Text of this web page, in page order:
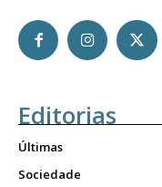
Editorias
Últimas
Sociedade